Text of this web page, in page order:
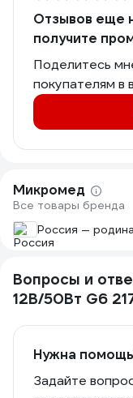
Отзывов еще
получите
Поделитесь
покупателям в
Микромед
Все товары бренда
Россия —
Вопросы и
12В/50Вт G6
Нужна
Задайте